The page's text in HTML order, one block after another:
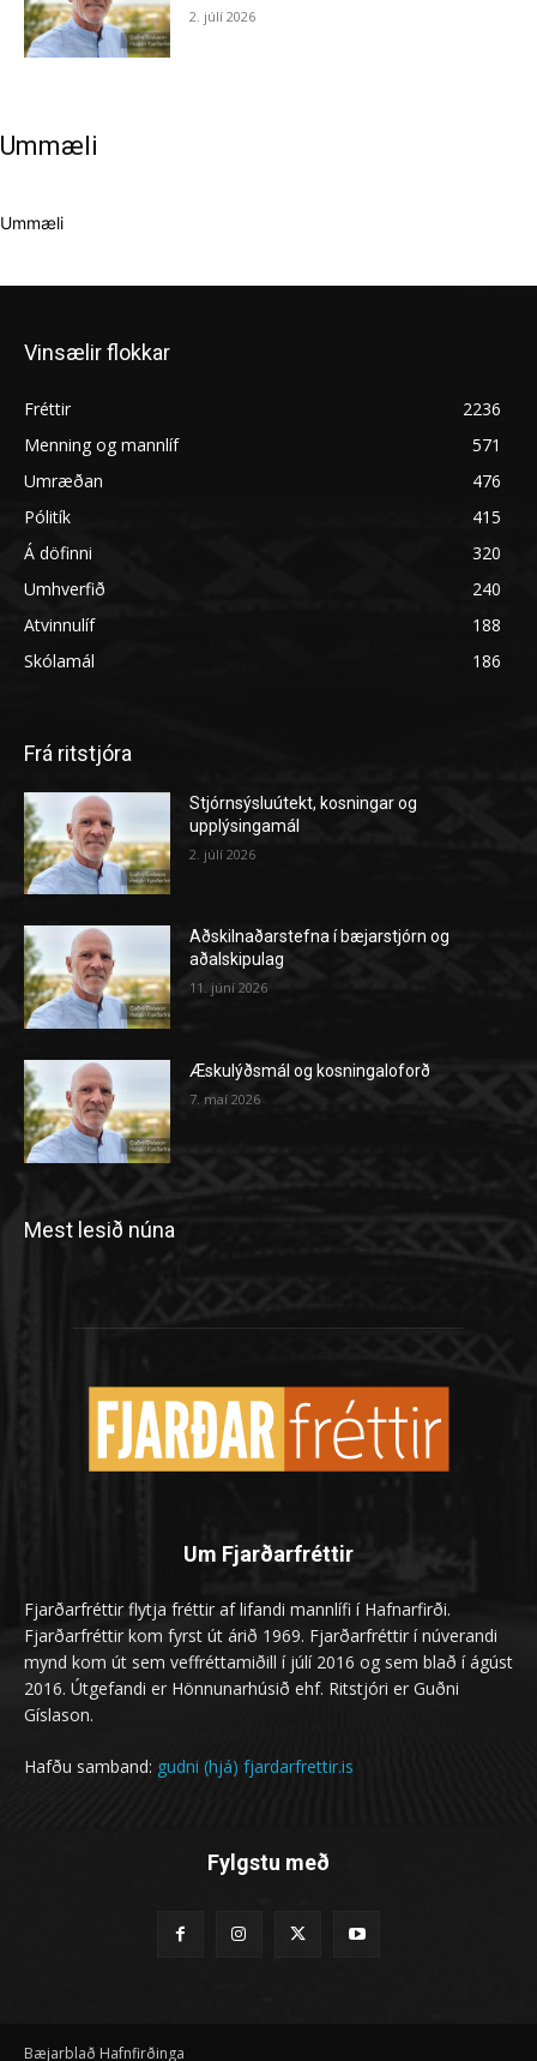
2. júlí 2026
Ummæli
Ummæli
Vinsælir flokkar
Fréttir
2236
Menning og mannlíf
571
Umræðan
476
Pólitík
415
Á döfinni
320
Umhverfið
240
Atvinnulíf
188
Skólamál
186
Frá ritstjóra
Stjórnsýsluútekt, kosningar og
upplýsingamál
2. júlí 2026
Aðskilnaðarstefna í bæjarstjórn og
aðalskipulag
11. júní 2026
Æskulýðsmál og kosningaloforð
7. maí 2026
Mest lesið núna
Um Fjarðarfréttir
Fjarðarfréttir flytja fréttir af lifandi mannlífi í Hafnarfirði.
Fjarðarfréttir kom fyrst út árið 1969. Fjarðarfréttir í núverandi
mynd kom út sem veffréttamiðill í júlí 2016 og sem blað í ágúst
2016. Útgefandi er Hönnunarhúsið ehf. Ritstjóri er Guðni
Gíslason.
Hafðu samband: gudni (hjá) fjardarfrettir.is
Fylgstu með
Bæjarblað Hafnfirðinga